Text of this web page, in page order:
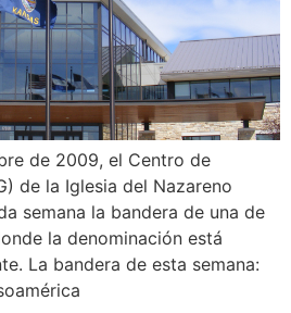
de 2009, el Centro de
de la Iglesia del Nazareno
semana la bandera de una de
la denominación está
La bandera de esta semana: